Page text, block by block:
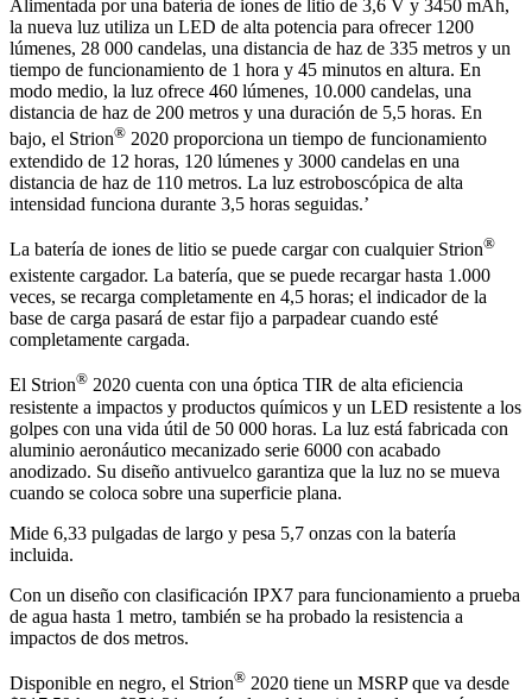
Alimentada por una batería de iones de litio de 3,6 V y 3450 mAh,
la nueva luz utiliza un LED de alta potencia para ofrecer 1200
lúmenes, 28 000 candelas, una distancia de haz de 335 metros y un
tiempo de funcionamiento de 1 hora y 45 minutos en altura. En
modo medio, la luz ofrece 460 lúmenes, 10.000 candelas, una
distancia de haz de 200 metros y una duración de 5,5 horas. En
bajo, el Strion® 2020 proporciona un tiempo de funcionamiento
extendido de 12 horas, 120 lúmenes y 3000 candelas en una
distancia de haz de 110 metros. La luz estroboscópica de alta
intensidad funciona durante 3,5 horas seguidas.’
La batería de iones de litio se puede cargar con cualquier Strion®
existente cargador. La batería, que se puede recargar hasta 1.000
veces, se recarga completamente en 4,5 horas; el indicador de la
base de carga pasará de estar fijo a parpadear cuando esté
completamente cargada.
El Strion® 2020 cuenta con una óptica TIR de alta eficiencia
resistente a impactos y productos químicos y un LED resistente a los
golpes con una vida útil de 50 000 horas. La luz está fabricada con
aluminio aeronáutico mecanizado serie 6000 con acabado
anodizado. Su diseño antivuelco garantiza que la luz no se mueva
cuando se coloca sobre una superficie plana.
Mide 6,33 pulgadas de largo y pesa 5,7 onzas con la batería
incluida.
Con un diseño con clasificación IPX7 para funcionamiento a prueba
de agua hasta 1 metro, también se ha probado la resistencia a
impactos de dos metros.
Disponible en negro, el Strion® 2020 tiene un MSRP que va desde